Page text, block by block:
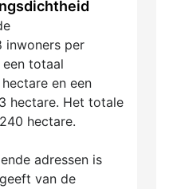
inwoners per
totaal
en een
hectare. Het totale
hectare.
adressen is
van de